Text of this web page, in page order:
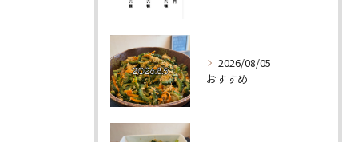
2026/08/05
おすすめ